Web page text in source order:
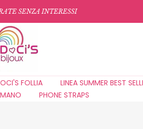
SENZA INTERESSI
FOLLIA LINEA SUMMER BEST
PHONE STRAPS